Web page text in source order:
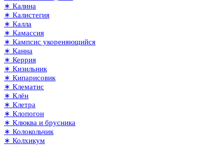
∗ Калина
∗ Калистегия
∗ Калла
∗ Камассия
∗ Кампсис укореняющийся
∗ Канна
∗ Керрия
∗ Кизильник
∗ Кипарисовик
∗ Клематис
∗ Клён
∗ Клетра
∗ Клопогон
∗ Клюква и брусника
∗ Колокольчик
∗ Колхикум